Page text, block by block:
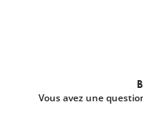
Vous avez une